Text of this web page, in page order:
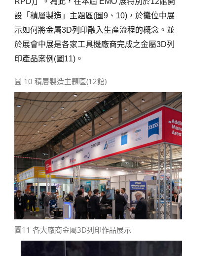
設「積層製造」主題區(圖9 、 10) ，於攤位中展
示如何將金屬3D列印融入生產流程的概念。並
於展會中展是各家工具機廠商完成之金屬3D列
印產品案例 (圖 11) 。
圖 10 積層製造主題區(12館)
圖11 各大廠商金屬3D列印作品展示